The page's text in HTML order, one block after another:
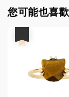
您可能也喜歡